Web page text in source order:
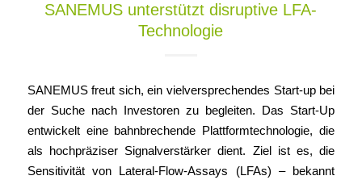
SANEMUS unterstützt disruptive LFA-
Technologie
SANEMUS freut sich, ein vielversprechendes Start-up bei
der Suche nach Investoren zu begleiten. Das Start-Up
entwickelt eine bahnbrechende Plattformtechnologie, die
als hochpräziser Signalverstärker dient. Ziel ist es, die
Sensitivität von Lateral-Flow-Assays (LFAs) – bekannt